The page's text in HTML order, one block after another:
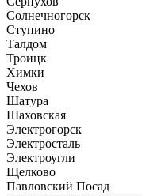
Солнечногорск
Ступино
Талдом
Троицк
Химки
Чехов
Шатура
Шаховская
Электрогорск
Электросталь
Электроугли
Щелково
Павловский Посад